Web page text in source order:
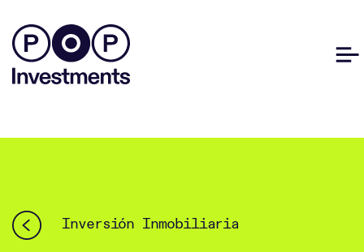
Inversión Inmobiliaria